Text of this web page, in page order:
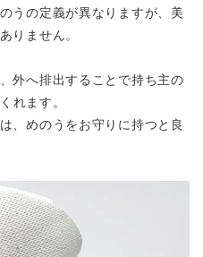
うの定義が異なりますが、 美
りません。
外へ排出することで持ち主の
れます。
、めのうをお守りに持つと良